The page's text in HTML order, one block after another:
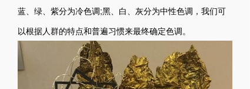
蓝、绿、紫分为冷色调;黑、白、灰分为中性色调，我们可
以根据人群的特点和普遍习惯来最终确定色调。